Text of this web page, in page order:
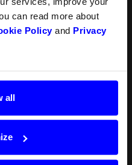
can read more about
Policyand Privacy
all
Norsk
Ressurser
Karriärer
Driftstatus